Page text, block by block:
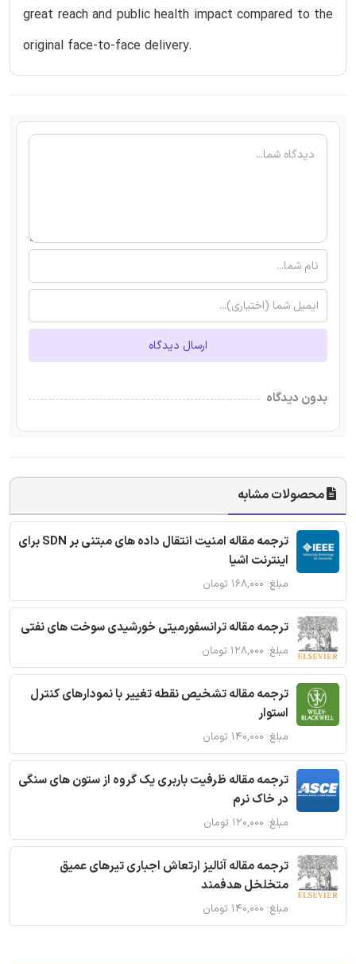
great reach and public health impact compared to the
original face-to-face delivery.
ارسال دیدگاه
بدون دیدگاه
محصولات مشابه
ترجمه مقاله امنیت انتقال داده های مبتنی بر SDN برای
اینترنت اشیا
مبلغ: ۱۶۸,۰۰۰ تومان
ترجمه مقاله ترانسفورمیتی خورشیدی سوخت های نفتی
مبلغ: ۱۲۸,۰۰۰ تومان
ترجمه مقاله تشخیص نقطه تغییر با نمودارهای کنترل
استوار
مبلغ: ۱۴۰,۰۰۰ تومان
ترجمه مقاله ظرفیت باربری یک گروه از ستون های سنگی
در خاک نرم
مبلغ: ۱۲۰,۰۰۰ تومان
ترجمه مقاله آنالیز ارتعاش اجباری تیرهای عمیق
متخلخل هدفمند
مبلغ: ۱۴۰,۰۰۰ تومان